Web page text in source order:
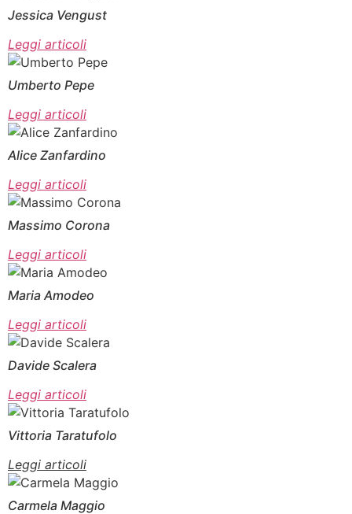
Jessica Vengust
Leggi articoli
Umberto Pepe
Leggi articoli
Alice Zanfardino
Leggi articoli
Massimo Corona
Leggi articoli
Maria Amodeo
Leggi articoli
Davide Scalera
Leggi articoli
Vittoria Taratufolo
Leggi articoli
Carmela Maggio